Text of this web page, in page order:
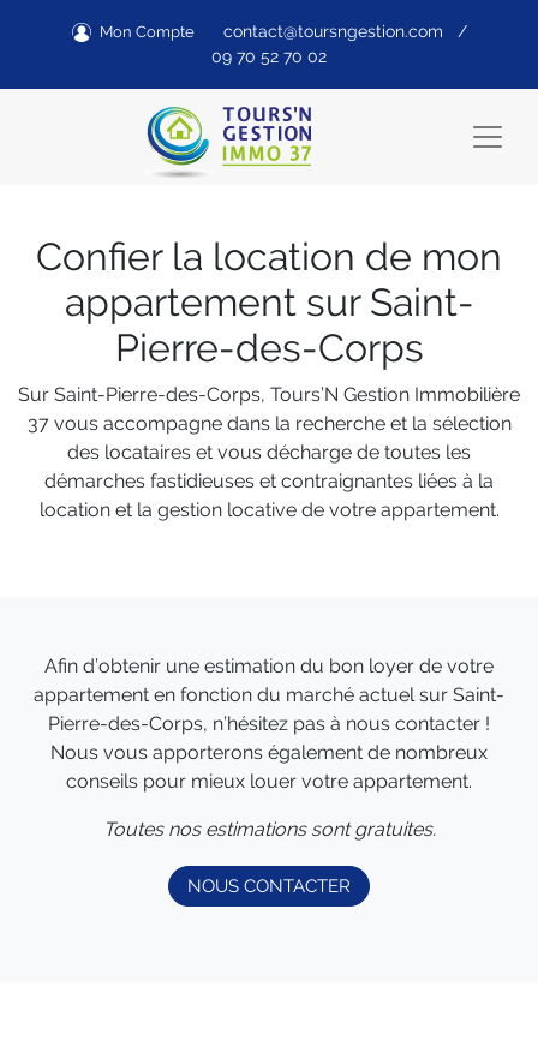
Mon Compte contact@toursngestion.com /
09 70 52 70 02
Confier la location de mon
appartement sur Saint-
Pierre-des-Corps
Sur Saint-Pierre-des-Corps, Tours’N Gestion Immobilière
37 vous accompagne dans la recherche et la sélection
des locataires et vous décharge de toutes les
démarches fastidieuses et contraignantes liées à la
location et la gestion locative de votre appartement.
Afin d’obtenir une estimation du bon loyer de votre
appartement en fonction du marché actuel sur Saint-
Pierre-des-Corps, n’hésitez pas à nous contacter !
Nous vous apporterons également de nombreux
conseils pour mieux louer votre appartement.
Toutes nos estimations sont gratuites.
NOUS CONTACTER